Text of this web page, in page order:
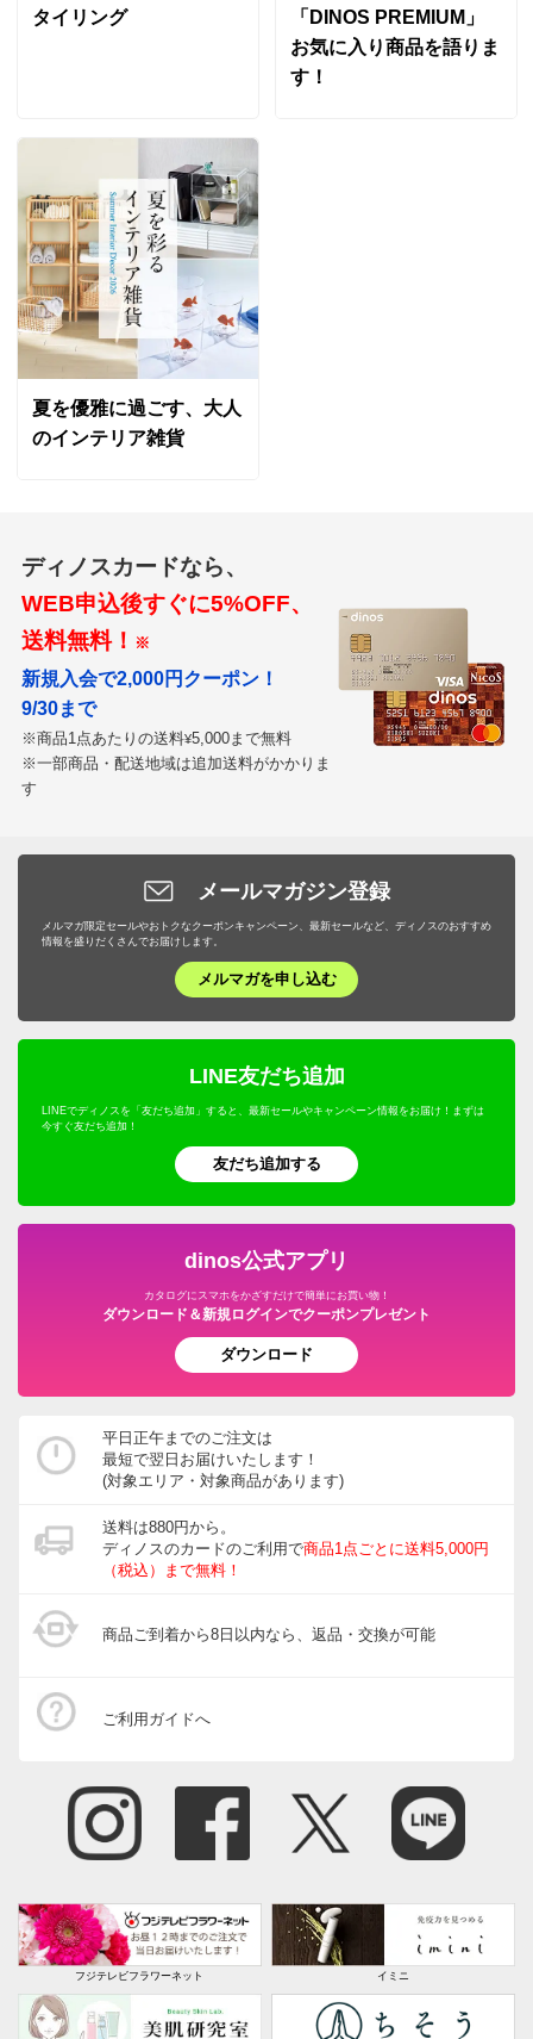
タイリング
「DINOS PREMIUM」
お気に入り商品を語りま
す！
夏を優雅に過ごす、大人
のインテリア雑貨
ディノスカードなら、
WEB申込後すぐに5%OFF、
送料無料！ ※
新規入会で2,000円クーポン！
9/30まで
※商品1点あたりの送料¥5,000まで無料
※一部商品・配送地域は追加送料がかかりま
す
メールマガジン登録
メルマガ限定セールやおトクなクーポンキャンペーン、最新セールなど、ディノスのおすすめ
情報を盛りだくさんでお届けします。
メルマガを申し込む
LINE友だち追加
LINEでディノスを「友だち追加」すると、最新セールやキャンペーン情報をお届け！まずは
今すぐ友だち追加！
友だち追加する
dinos公式アプリ
カタログにスマホをかざすだけで簡単にお買い物！
ダウンロード＆新規ログインでクーポンプレゼント
ダウンロード
平日正午までのご注文は
最短で翌日お届けいたします！
(対象エリア・対象商品があります)
送料は880円から。
ディノスのカードのご利用で商品1点ごとに送料5,000円
（税込）まで無料！
商品ご到着から8日以内なら、返品・交換が可能
ご利用ガイドへ
フジテレビフラワーネット イミニ